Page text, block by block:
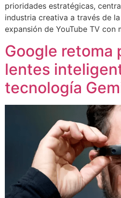
prioridades estratégicas,
industria creativa a través de
expansión de YouTube TV con
Google retoma
lentes
tecnología